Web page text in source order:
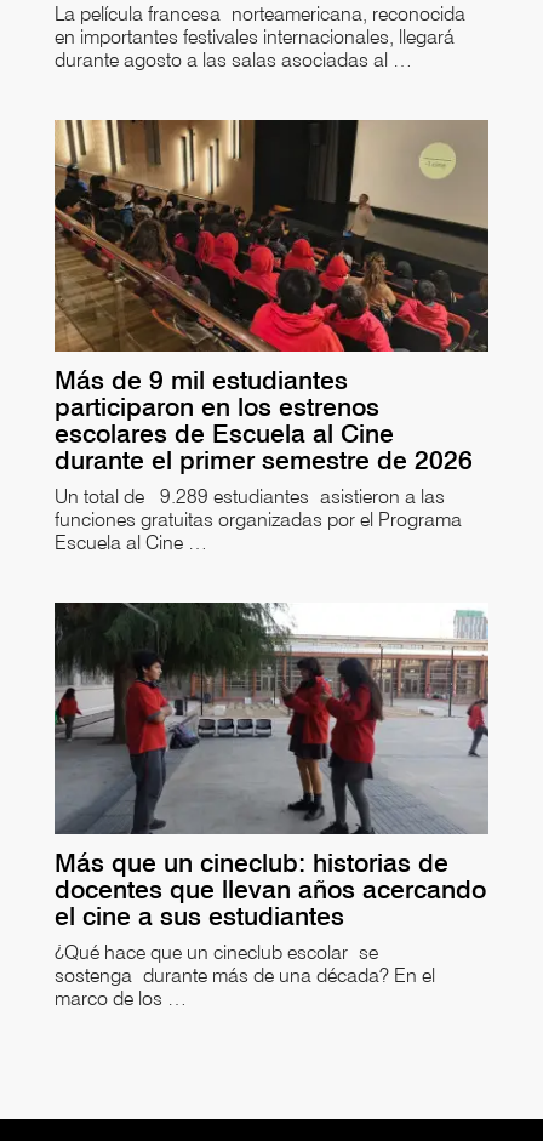
La película francesa norteamericana, reconocida
en importantes festivales internacionales, llegará
durante agosto a las salas asociadas al …
Más de 9 mil estudiantes
participaron en los estrenos
escolares de Escuela al Cine
durante el primer semestre de 2026
Un total de 9.289 estudiantes asistieron a las
funciones gratuitas organizadas por el Programa
Escuela al Cine …
Más que un cineclub: historias de
docentes que llevan años acercando
el cine a sus estudiantes
¿Qué hace que un cineclub escolar se
sostenga durante más de una década? En el
marco de los …